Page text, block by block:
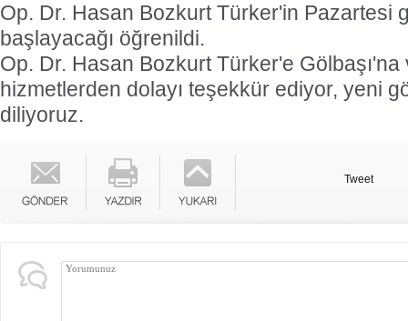
Op. Dr. Hasan Bozkurt Türker'in Pazartesi
başlayacağı öğrenildi.
Op. Dr. Hasan Bozkurt Türker'e
hizmetlerden dolayı teşekkür ediyor, yeni
diliyoruz.
Tweet